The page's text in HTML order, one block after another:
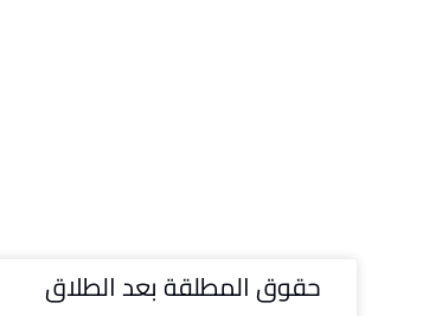
حقوق المطلقة بعد الطلاق